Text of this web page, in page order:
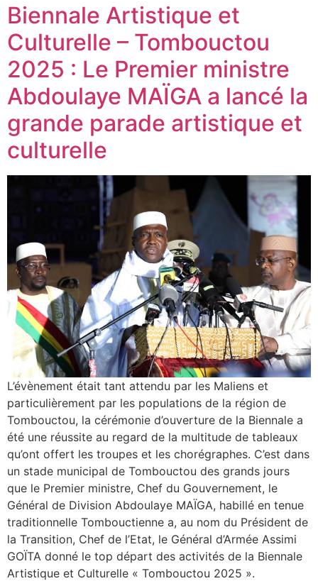
Biennale Artistique et
Culturelle – Tombouctou
2025 : Le Premier ministre
Abdoulaye MAÏGA a lancé la
grande parade artistique et
culturelle
L’évènement était tant attendu par les Maliens et
particulièrement par les populations de la région de
Tombouctou, la cérémonie d’ouverture de la Biennale a
été une réussite au regard de la multitude de tableaux
qu’ont offert les troupes et les chorégraphes. C’est dans
un stade municipal de Tombouctou des grands jours
que le Premier ministre, Chef du Gouvernement, le
Général de Division Abdoulaye MAÏGA, habillé en tenue
traditionnelle Tombouctienne a, au nom du Président de
la Transition, Chef de l’Etat, le Général d’Armée Assimi
GOÏTA donné le top départ des activités de la Biennale
Artistique et Culturelle « Tombouctou 2025 ».